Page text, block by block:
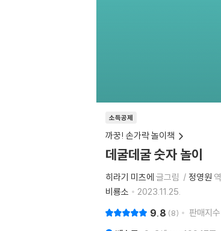
소득공제
까꿍! 손가락 놀이책
데굴데굴 숫자 놀이
히라기 미츠에 글그림 정영원 역
비룡소
2023.11.25.
9.8 8 판매지수